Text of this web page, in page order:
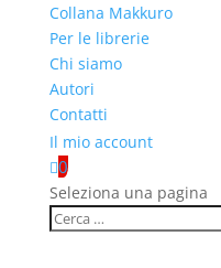
Collana Makkuro
Per le librerie
Chi siamo
Autori
Contatti
Il mio account
0
Seleziona una pagina